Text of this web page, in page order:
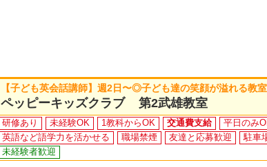
【子ども英会話講師】週2日〜◎子ども達の笑顔が溢れる教
ペッピーキッズクラブ 第2武雄教室
研修あり 未経験OK 1教科からOK 交通費支給 平日のみ
英語など語学力を活かせる
職場禁煙 友達と応募歓迎 駐車
未経験者歓迎